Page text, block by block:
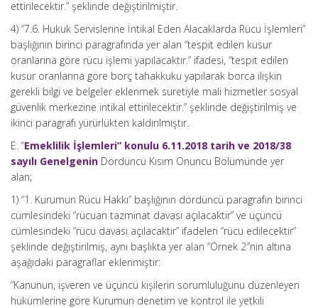
ettirilecektir.” şeklinde değiştirilmiştir.
4) “7.6. Hukuk Servislerine İntikal Eden Alacaklarda Rücu İşlemleri”
başlığının birinci paragrafında yer alan “tespit edilen kusur
oranlarına göre rücu işlemi yapılacaktır.” ifadesi, “tespit edilen
kusur oranlarına göre borç tahakkuku yapılarak borca ilişkin
gerekli bilgi ve belgeler eklenmek suretiyle mali hizmetler sosyal
güvenlik merkezine intikal ettirilecektir.” şeklinde değiştirilmiş ve
ikinci paragrafı yürürlükten kaldırılmıştır.
E. “Emeklilik İşlemleri” konulu 6.11.2018 tarih ve 2018/38
sayılı Genelgenin Dördüncü Kısım Onuncu Bölümünde yer
alan;
1) “1. Kurumun Rücu Hakkı” başlığının dördüncü paragrafın birinci
cümlesindeki “rücuan tazminat davası açılacaktır” ve üçüncü
cümlesindeki “rücu davası açılacaktır” ifadeleri “rücu edilecektir”
şeklinde değiştirilmiş, aynı başlıkta yer alan “Örnek 2″nin altına
aşağıdaki paragraflar eklenmiştir:
“Kanunun, işveren ve üçüncü kişilerin sorumluluğunu düzenleyen
hükümlerine göre Kurumun denetim ve kontrol ile yetkili